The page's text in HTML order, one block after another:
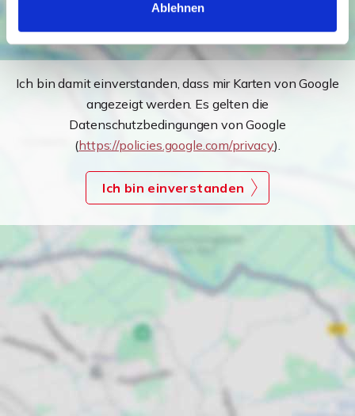
Ablehnen
Ich bin damit einverstanden, dass mir Karten von Google
angezeigt werden. Es gelten die
Datenschutzbedingungen von Google
(https://policies.google.com/privacy).
Ich bin einverstanden